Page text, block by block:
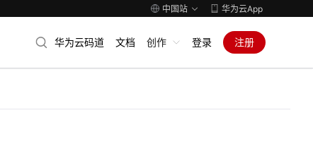
中国站 华为云App
华为云码道 文档 创作 登录 注册